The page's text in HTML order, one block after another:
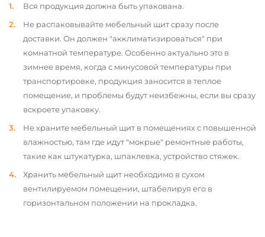
Вся продукция должна быть упакована.
Не распаковывайте мебельный щит сразу после
доставки. Он должен "акклиматизироваться" при
комнатной температуре. Особенно актуально это в
зимнее время, когда с минусовой температуры при
транспортировке, продукция заносится в теплое
помещение, и проблемы будут неизбежны, если вы сразу
вскроете упаковку.
Не храните мебельный щит в помещениях с повышенной
влажностью, там где идут "мокрые" ремонтные работы,
такие как штукатурка, шпаклевка, устройство стяжек.
Хранить мебельный щит необходимо в сухом
вентилируемом помещении, штабелируя его в
горизонтальном положении на прокладка.